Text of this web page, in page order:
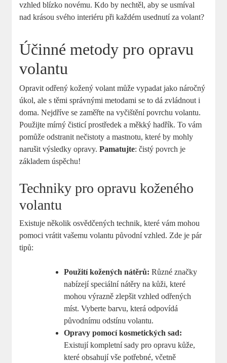
vzhled blízko novému. Kdo by nechtěl, aby se usmíval
nad krásou svého interiéru při každém usednutí za volant?
Účinné metody pro opravu
volantu
Opravit odřený kožený volant může vypadat jako náročný
úkol, ale s těmi správnými metodami se to dá zvládnout i
doma. Nejdříve se zaměřte na vyčištění povrchu volantu.
Použijte mírný čisticí prostředek a měkký hadřík. To vám
pomůže odstranit nečistoty a mastnotu, které by mohly
narušit výsledky opravy.Pamatujte: čistý povrch je
základem úspěchu!
Techniky pro opravu koženého
volantu
Existuje několik osvědčených technik, které vám mohou
pomoci vrátit vašemu volantu původní vzhled. Zde je pár
tipů:
Použití kožených nátěrů: Různé značky
nabízejí speciální nátěry na kůži, které
mohou výrazně zlepšit vzhled odřených
míst. Vyberte barvu, která odpovídá
původnímu odstínu volantu.
Opravy pomocí kosmetických sad:
Existují kompletní sady pro opravu kůže,
které obsahují vše potřebné, včetně